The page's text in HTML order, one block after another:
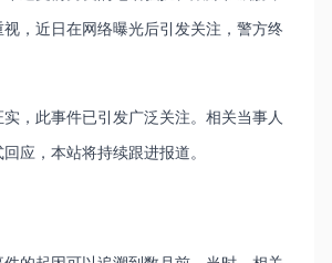
，近日在网络曝光后引发关注，警方终
，此事件已引发广泛关注。相关当事人
应，本站将持续跟进报道。